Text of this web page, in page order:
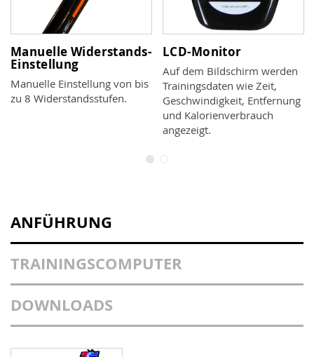
Manuelle Widerstands-
Einstellung
Manuelle Einstellung von bis
zu 8 Widerstandsstufen.
LCD-Monitor
Auf dem Bildschirm werden
Trainingsdaten wie Zeit,
Geschwindigkeit, Entfernung
und Kalorienverbrauch
angezeigt.
ANFÜHRUNG
TRAININGSCOMPUTER
DOWNLOADS